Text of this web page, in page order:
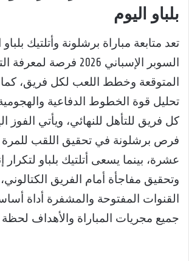
بلباو اليوم
تعد متابعة مباراة برشلونة وأتلتيك
السوبر الإسباني 2026 فرصة
المتوقعة وخطط اللعب لكل فريق، كما
تحليل قوة الخطوط الدفاعية
كل فريق للتأهل للنهائي، ويأتي الفوز
فرص برشلونة في تحقيق اللقب
عشرة، بينما يسعى أتلتيك بلباو لتكرار
وتحقيق مفاجأة أمام الفريق
القنوات المفتوحة والمشفرة أداة
جميع مجريات المباراة والأهداف